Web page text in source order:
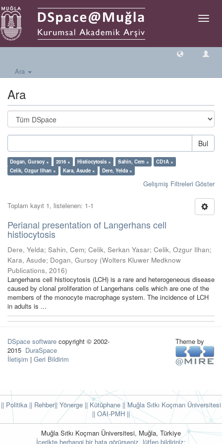
Geçiş
Ara
Ara
Bul
Dogan, Gursoy × 2016 × Histiocytosis × Sahin, Cem ×
CD1A ×
Celik, Ozgur Ilhan ×
Kara, Asude × Dere, Yelda ×
Gelişmiş Filtreleri Göster
Toplam kayıt 1, listelenen: 1-1
Perianal presentation of Langerhans cell
histiocytosis
Dere, Yelda; Sahin, Cem; Celik, Serkan Yasar; Celik, Ozgur Ilhan;
Kara, Asude; Dogan, Gursoy (Wolters Kluwer Medknow
Publications, 2016)
Langerhans cell histiocytosis (LCH) is a rare and heterogeneous disease
caused by clonal proliferation of Langerhans cells which are one of the
members of the monocyte macrophage system. The incidence of LCH
in adults is ...
DSpace software copyright © 2002-
2015 DuraSpace
İletişim | Geri Bildirim
Theme by
|| Politika || Rehber|| Yönerge || Kütüphane || Muğla Sıtkı Koçman Üniversitesi
|| OAI-PMH ||
Muğla Sıtkı Koçman Üniversitesi, Muğla, Türkiye
İçerikte herhangi bir hata görürseniz, lütfen bildiriniz: